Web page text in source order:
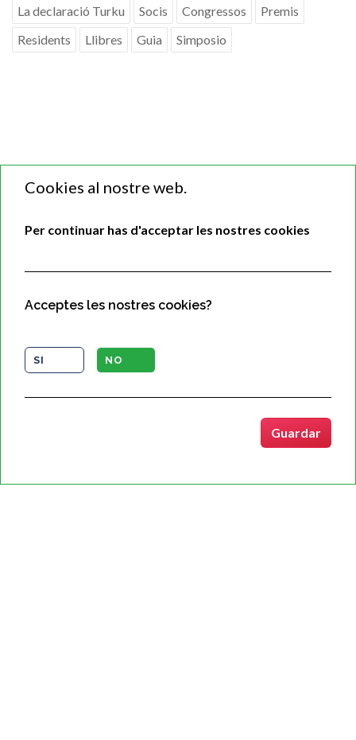
La declaració Turku
Socis Congressos
Premis
Residents
Llibres Guia Simposio
Copyrights © 2020 Tots els drets reservats per ASCISAM.
Política de Cookies
Cookies al nostre web.
Per continuar has d'acceptar les nostres cookies
SI NO
Acceptes les nostres cookies?
Guardar